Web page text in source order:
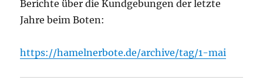
Berichte über die Kundgebungen der letzte
Jahre beim Boten:
https://hamelnerbote.de/archive/tag/1-mai